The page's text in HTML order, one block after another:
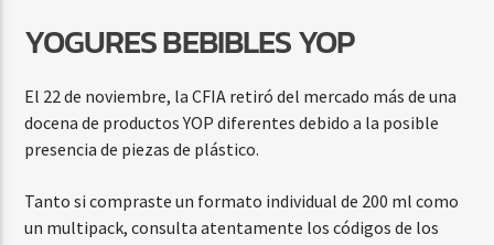
YOGURES BEBIBLES YOP
El 22 de noviembre, la CFIA retiró del mercado más de una
docena de productos YOP diferentes debido a la posible
presencia de piezas de plástico.
Tanto si compraste un formato individual de 200 ml como
un multipack, consulta atentamente los códigos de los